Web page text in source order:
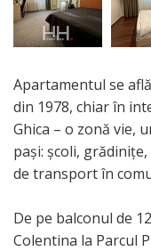
Apartamentul se
din 1978, chiar în
Ghica – o zonă vie,
pași: școli,
de transport în
De pe balconul de
Colentina la Parcul